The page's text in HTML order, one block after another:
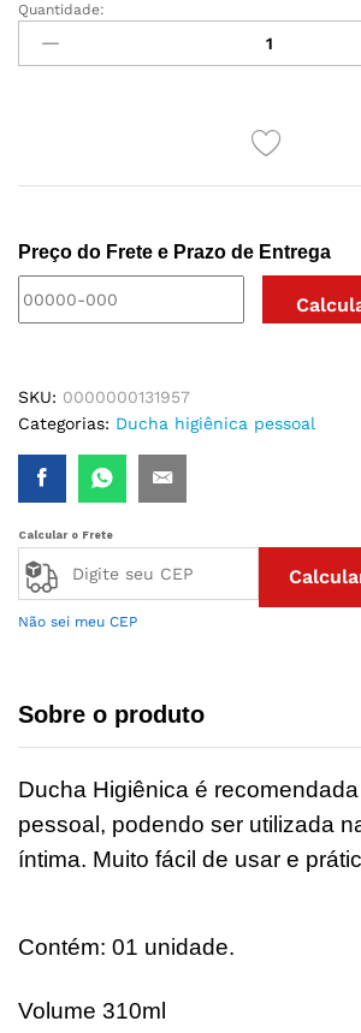
DUCHA
HIGIÊNICA
PESSOAL
Quantidade:
Preço do Frete e Prazo de Entrega
SKU: 0000000131957
Categorias: Ducha higiênica pessoal
Calcular o Frete
Não sei meu CEP
Sobre o produto
Ducha Higiênica é
pessoal, podendo ser utilizada
íntima. Muito fácil de usar e
Contém: 01 unidade.
Volume 310ml